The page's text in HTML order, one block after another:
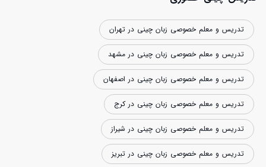
تدریس و معلم خصوصی زبان چینی در تهران
تدریس و معلم خصوصی زبان چینی در مشهد
تدریس و معلم خصوصی زبان چینی در اصفهان
تدریس و معلم خصوصی زبان چینی در کرج
تدریس و معلم خصوصی زبان چینی در شیراز
تدریس و معلم خصوصی زبان چینی در تبریز